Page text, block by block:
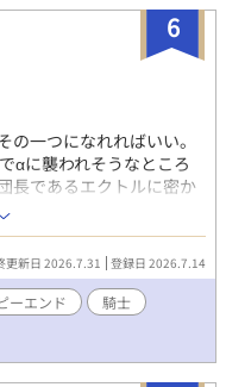
6
一つになれればいい。
αに襲われそうなところ
長であるエクトルに密か
の見習いの他に家計を助
がある事情から、“手ほど
とを知る。 しかし、高す
、相手探しは難航してい
サシャは、一夜の思い出
ほどき”を買って出る。
います。 僅かですが登
ります。 ムーンライトノ
更新日 2026.7.31 登録日 2026.7.14
ーエンド
騎士